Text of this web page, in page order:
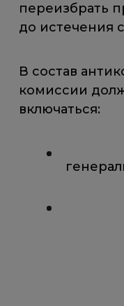
переизбрать
до истечения
В состав
комиссии
включаться: